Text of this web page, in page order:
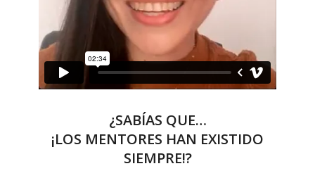
¿SABÍAS QUE…
¡LOS MENTORES HAN EXISTIDO
SIEMPRE!?